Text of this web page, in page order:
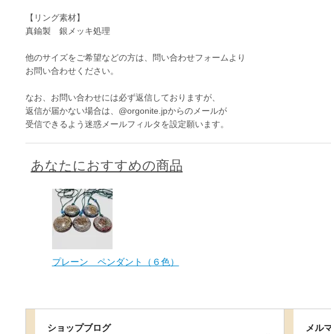
【リング素材】
真鍮製 銀メッキ処理
他のサイズをご希望などの方は、問い合わせフォームより
お問い合わせください。
なお、お問い合わせには必ず返信しておりますが、
返信が届かない場合は、@orgonite.jpからのメールが
受信できるよう迷惑メールフィルタを設定願います。
あなたにおすすめの商品
プレーン ペンダント（６色）
ショップブログ メル